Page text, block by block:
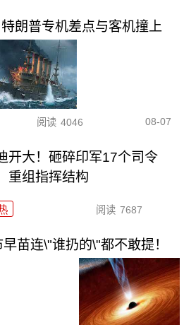
朗普专机差点与客机撞上
阅读 4046 08-07
开大！砸碎印军17个司令
重组指挥结构
阅读 7687
苗连\"谁扔的\"都不敢提！